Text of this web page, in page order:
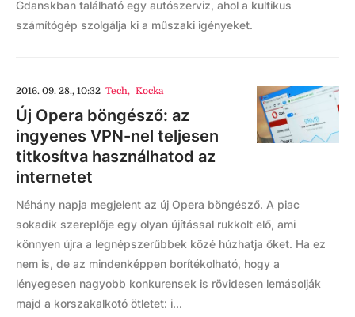
Gdanskban található egy autószerviz, ahol a kultikus
számítógép szolgálja ki a műszaki igényeket.
2016. 09. 28., 10:32 Tech, Kocka
Új Opera böngésző: az
ingyenes VPN-nel teljesen
titkosítva használhatod az
internetet
Néhány napja megjelent az új Opera böngésző. A piac
sokadik szereplője egy olyan újítással rukkolt elő, ami
könnyen újra a legnépszerűbbek közé húzhatja őket. Ha ez
nem is, de az mindenképpen borítékolható, hogy a
lényegesen nagyobb konkurensek is rövidesen lemásolják
majd a korszakalkotó ötletet: i...